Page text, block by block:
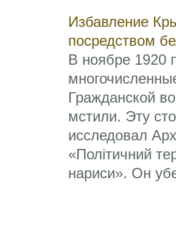
Избавление
посредством
В ноябре 1920
Гражданской
мстили. Эту
исследовал
«Політичний
нариси». Он